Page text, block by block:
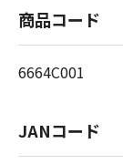
商品コード
6664C001
JANコード